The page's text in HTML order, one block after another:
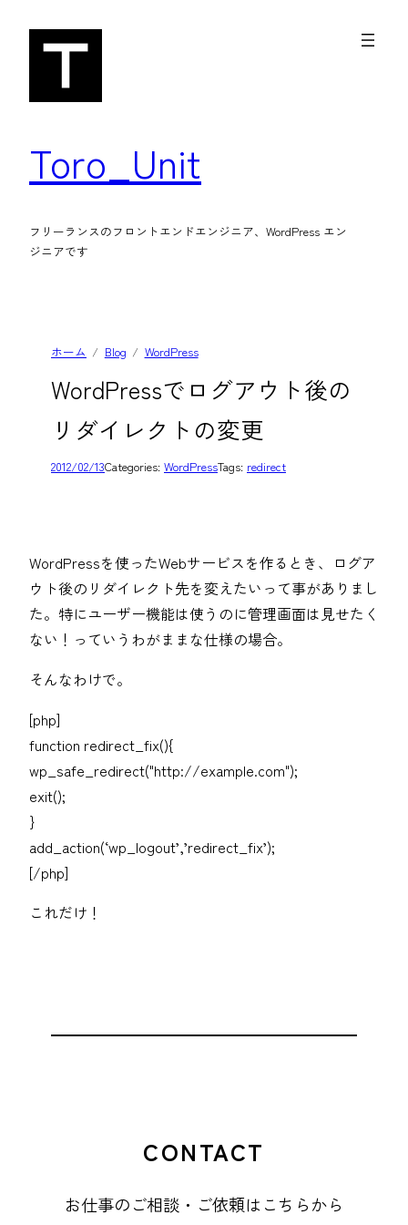
Toro_Unit
フリーランスのフロントエンドエンジニア、WordPress エン
ジニアです
ホーム Blog WordPress
WordPressでログアウト後の
リダイレクトの変更
2012/02/13Categories: WordPressTags: redirect
WordPressを使ったWebサービスを作るとき、ログア
ウト後のリダイレクト先を変えたいって事がありまし
た。特にユーザー機能は使うのに管理画面は見せたく
ない！っていうわがままな仕様の場合。
そんなわけで。
[php]
function redirect_fix(){
wp_safe_redirect("http://example.com");
exit();
}
add_action(‘wp_logout’,’redirect_fix’);
[/php]
これだけ！
CONTACT
お仕事のご相談・ご依頼はこちらから